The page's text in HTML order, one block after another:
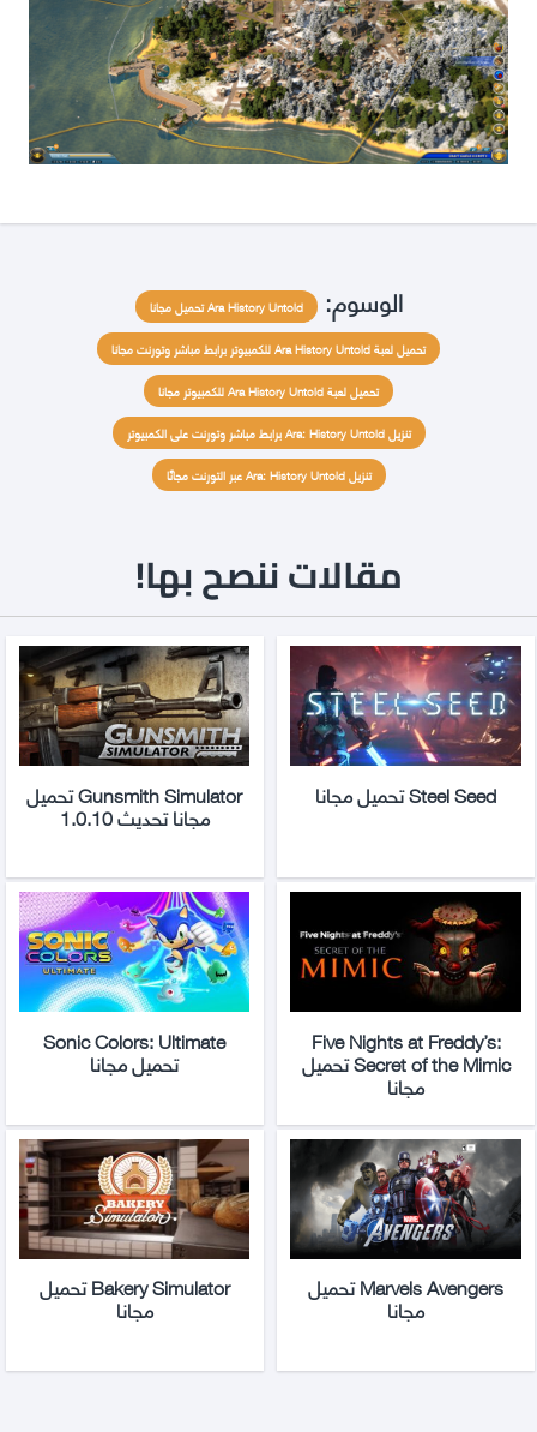
الوسوم: Ara History Untold تحميل مجانا
تحميل لعبة Ara History Untold للكمبيوتر برابط مباشر وتورنت مجانا
تحميل لعبة Ara History Untold للكمبيوتر مجانا
تنزيل Ara: History Untold برابط مباشر وتورنت على الكمبيوتر
تنزيل Ara: History Untold عبر التورنت مجانًا
مقالات ننصح بها!
Steel Seed تحميل مجانا Gunsmith Simulator تحميل
مجانا تحديث 1.0.10
Five Nights at Freddy’s:
Secret of the Mimic تحميل
مجانا
Sonic Colors: Ultimate
تحميل مجانا
Marvels Avengers تحميل
مجانا
Bakery Simulator تحميل
مجانا